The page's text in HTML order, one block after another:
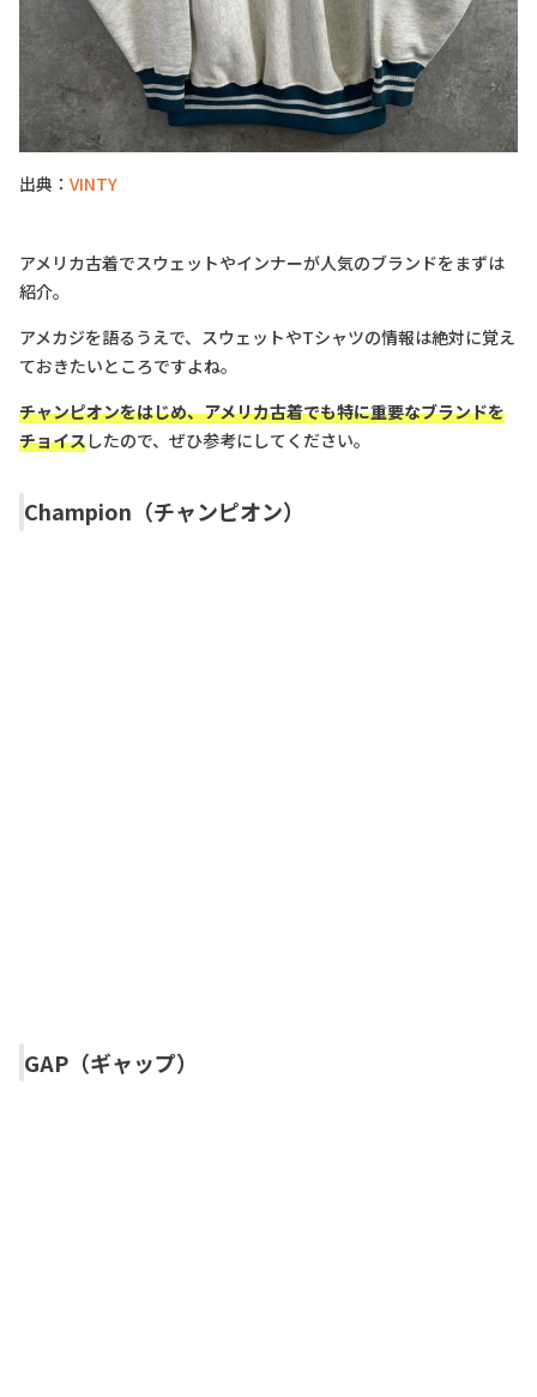
出典： VINTY
アメリカ古着でスウェットやインナーが人気のブランドをまずは
紹介。
アメカジを語るうえで、スウェットやTシャツの情報は絶対に覚え
ておきたいところですよね。
チャンピオンをはじめ、アメリカ古着でも特に重要なブランドを
チョイスしたので、ぜひ参考にしてください。
Champion（チャンピオン）
GAP（ギャップ）